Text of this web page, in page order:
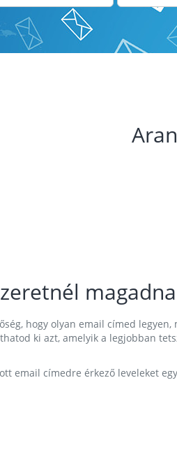
hogy olyan email címed
ki azt, amelyik a legjobban
email címedre érkező leveleket